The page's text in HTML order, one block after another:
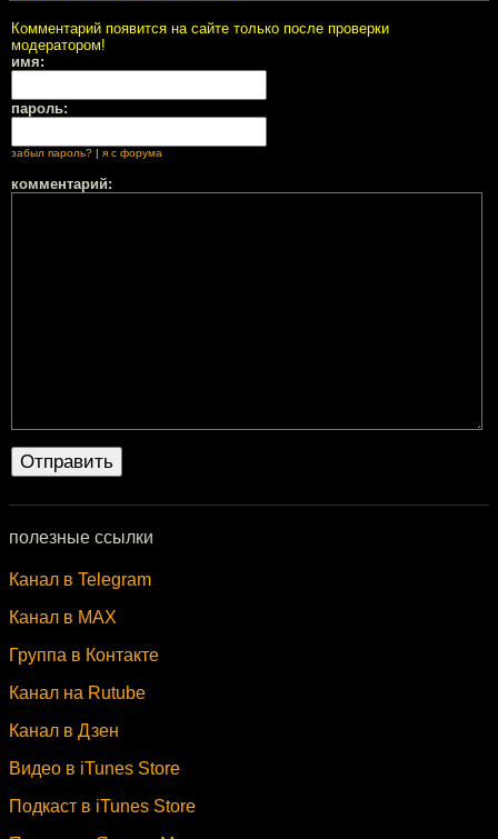
Комментарий появится на сайте только после проверки
модератором!
имя:
пароль:
забыл пароль? я с форума
комментарий:
полезные ссылки
Канал в Telegram
Канал в MAX
Группа в Контакте
Канал на Rutube
Канал в Дзен
Видео в iTunes Store
Подкаст в iTunes Store